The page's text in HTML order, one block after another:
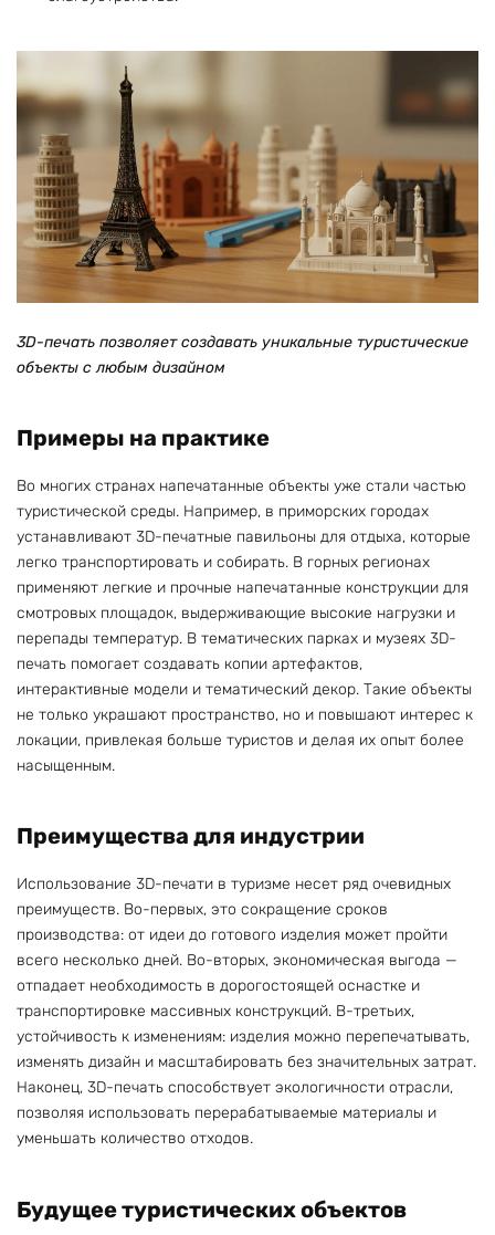
3D-печать позволяет создавать уникальные туристические
объекты с любым дизайном
Примеры на практике
Во многих странах напечатанные объекты уже стали частью
туристической среды. Например, в приморских городах
устанавливают 3D-печатные павильоны для отдыха, которые
легко транспортировать и собирать. В горных регионах
применяют легкие и прочные напечатанные конструкции для
смотровых площадок, выдерживающие высокие нагрузки и
перепады температур. В тематических парках и музеях 3D-
печать помогает создавать копии артефактов,
интерактивные модели и тематический декор. Такие объекты
не только украшают пространство, но и повышают интерес к
локации, привлекая больше туристов и делая их опыт более
насыщенным.
Преимущества для индустрии
Использование 3D-печати в туризме несет ряд очевидных
преимуществ. Во-первых, это сокращение сроков
производства: от идеи до готового изделия может пройти
всего несколько дней. Во-вторых, экономическая выгода —
отпадает необходимость в дорогостоящей оснастке и
транспортировке массивных конструкций. В-третьих,
устойчивость к изменениям: изделия можно перепечатывать,
изменять дизайн и масштабировать без значительных затрат.
Наконец, 3D-печать способствует экологичности отрасли,
позволяя использовать перерабатываемые материалы и
уменьшать количество отходов.
Будущее туристических объектов